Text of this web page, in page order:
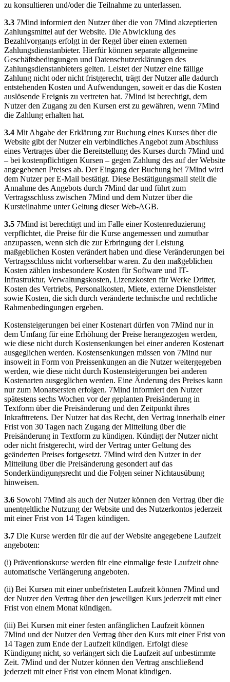
zu konsultieren und/oder die Teilnahme zu unterlassen.
3.3 7Mind informiert den Nutzer über die von 7Mind akzeptierten
Zahlungsmittel auf der Website. Die Abwicklung des
Bezahlvorgangs erfolgt in der Regel über einen externen
Zahlungsdienstanbieter. Hierfür können separate allgemeine
Geschäftsbedingungen und Datenschutzerklärungen des
Zahlungsdienstanbieters gelten. Leistet der Nutzer eine fällige
Zahlung nicht oder nicht fristgerecht, trägt der Nutzer alle dadurch
entstehenden Kosten und Aufwendungen, soweit er das die Kosten
auslösende Ereignis zu vertreten hat. 7Mind ist berechtigt, dem
Nutzer den Zugang zu den Kursen erst zu gewähren, wenn 7Mind
die Zahlung erhalten hat.
3.4 Mit Abgabe der Erklärung zur Buchung eines Kurses über die
Website gibt der Nutzer ein verbindliches Angebot zum Abschluss
eines Vertrages über die Bereitstellung des Kurses durch 7Mind und
– bei kostenpflichtigen Kursen – gegen Zahlung des auf der Website
angegebenen Preises ab. Der Eingang der Buchung bei 7Mind wird
dem Nutzer per E-Mail bestätigt. Diese Bestätigungsmail stellt die
Annahme des Angebots durch 7Mind dar und führt zum
Vertragsschluss zwischen 7Mind und dem Nutzer über die
Kursteilnahme unter Geltung dieser Web-AGB.
3.5 7Mind ist berechtigt und im Falle einer Kostenreduzierung
verpflichtet, die Preise für die Kurse angemessen und zumutbar
anzupassen, wenn sich die zur Erbringung der Leistung
maßgeblichen Kosten verändert haben und diese Veränderungen bei
Vertragsschluss nicht vorhersehbar waren. Zu den maßgeblichen
Kosten zählen insbesondere Kosten für Software und IT-
Infrastruktur, Verwaltungskosten, Lizenzkosten für Werke Dritter,
Kosten des Vertriebs, Personalkosten, Miete, externe Dienstleister
sowie Kosten, die sich durch veränderte technische und rechtliche
Rahmenbedingungen ergeben.
Kostensteigerungen bei einer Kostenart dürfen von 7Mind nur in
dem Umfang für eine Erhöhung der Preise herangezogen werden,
wie diese nicht durch Kostensenkungen bei einer anderen Kostenart
ausgeglichen werden. Kostensenkungen müssen von 7Mind nur
insoweit in Form von Preissenkungen an die Nutzer weitergegeben
werden, wie diese nicht durch Kostensteigerungen bei anderen
Kostenarten ausgeglichen werden. Eine Änderung des Preises kann
nur zum Monatsersten erfolgen. 7Mind informiert den Nutzer
spätestens sechs Wochen vor der geplanten Preisänderung in
Textform über die Preisänderung und den Zeitpunkt ihres
Inkrafttretens. Der Nutzer hat das Recht, den Vertrag innerhalb einer
Frist von 30 Tagen nach Zugang der Mitteilung über die
Preisänderung in Textform zu kündigen. Kündigt der Nutzer nicht
oder nicht fristgerecht, wird der Vertrag unter Geltung des
geänderten Preises fortgesetzt. 7Mind wird den Nutzer in der
Mitteilung über die Preisänderung gesondert auf das
Sonderkündigungsrecht und die Folgen seiner Nichtausübung
hinweisen.
3.6 Sowohl 7Mind als auch der Nutzer können den Vertrag über die
unentgeltliche Nutzung der Website und des Nutzerkontos jederzeit
mit einer Frist von 14 Tagen kündigen.
3.7 Die Kurse werden für die auf der Website angegebene Laufzeit
angeboten:
(i) Präventionskurse werden für eine einmalige feste Laufzeit ohne
automatische Verlängerung angeboten.
(ii) Bei Kursen mit einer unbefristeten Laufzeit können 7Mind und
der Nutzer den Vertrag über den jeweiligen Kurs jederzeit mit einer
Frist von einem Monat kündigen.
(iii) Bei Kursen mit einer festen anfänglichen Laufzeit können
7Mind und der Nutzer den Vertrag über den Kurs mit einer Frist von
14 Tagen zum Ende der Laufzeit kündigen. Erfolgt diese
Kündigung nicht, so verlängert sich die Laufzeit auf unbestimmte
Zeit. 7Mind und der Nutzer können den Vertrag anschließend
jederzeit mit einer Frist von einem Monat kündigen.